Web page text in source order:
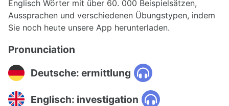
Englisch Wörter mit über 60. 000 Beispielsätzen,
Aussprachen und verschiedenen Übungstypen, indem
Sie noch heute unsere App herunterladen.
Pronunciation
Deutsche: ermittlung
Englisch: investigation